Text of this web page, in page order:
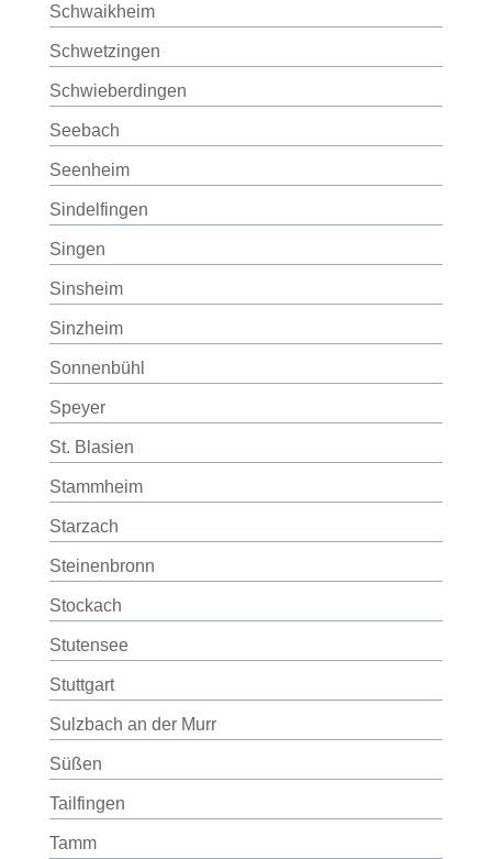
Schwaikheim
Schwetzingen
Schwieberdingen
Seebach
Seenheim
Sindelfingen
Singen
Sinsheim
Sinzheim
Sonnenbühl
Speyer
St. Blasien
Stammheim
Starzach
Steinenbronn
Stockach
Stutensee
Stuttgart
Sulzbach an der Murr
Süßen
Tailfingen
Tamm